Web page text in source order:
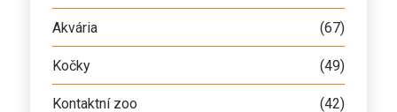
Akvária (67)
Kočky (49)
Kontaktní zoo (42)